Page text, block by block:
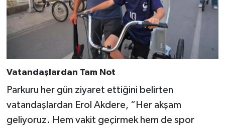
Vatandaşlardan Tam Not
Parkuru her gün ziyaret ettiğini belirten
vatandaşlardan Erol Akdere, “Her akşam
geliyoruz. Hem vakit geçirmek hem de spor